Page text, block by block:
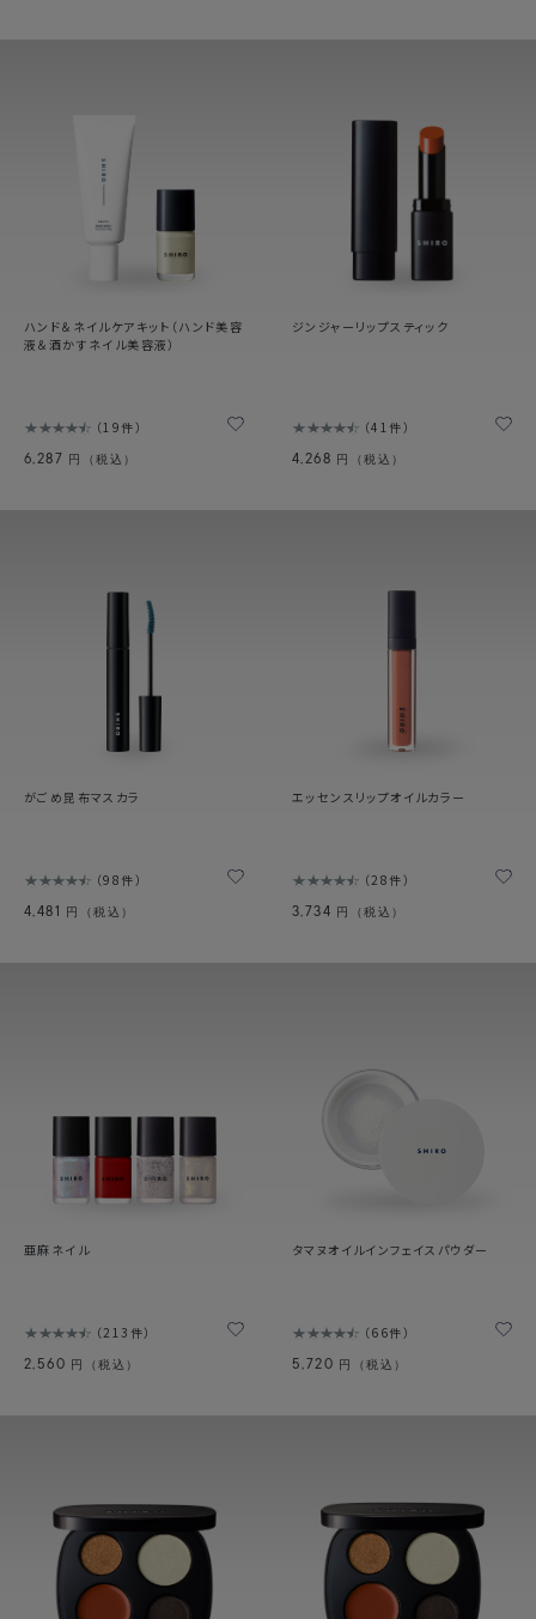
ハンド＆ネイルケアキット（ハンド美容
液＆酒かすネイル美容液）
19件
6,287 円（税込）
ジンジャーリップスティック
41件
4,268 円（税込）
がごめ昆布マスカラ
98件
4,481 円（税込）
エッセンスリップオイルカラー
28件
3,734 円（税込）
亜麻ネイル
213件
2,560 円（税込）
タマヌオイルインフェイスパウダー
66件
5,720 円（税込）